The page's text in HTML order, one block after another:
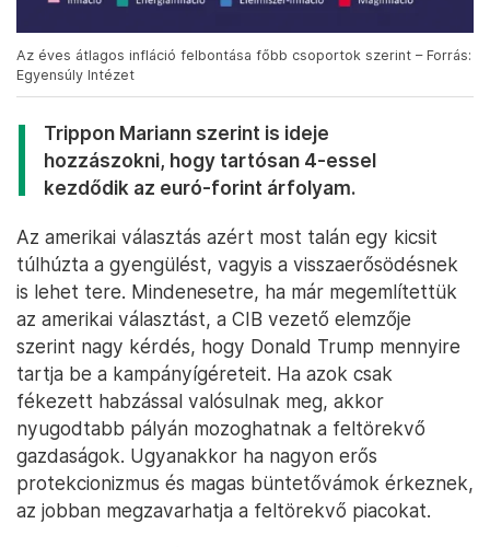
Az éves átlagos infláció felbontása főbb csoportok szerint – Forrás:
Egyensúly Intézet
Trippon Mariann szerint is ideje
hozzászokni, hogy tartósan 4-essel
kezdődik az euró-forint árfolyam.
Az amerikai választás azért most talán egy kicsit
túlhúzta a gyengülést, vagyis a visszaerősödésnek
is lehet tere. Mindenesetre, ha már megemlítettük
az amerikai választást, a CIB vezető elemzője
szerint nagy kérdés, hogy Donald Trump mennyire
tartja be a kampányígéreteit. Ha azok csak
fékezett habzással valósulnak meg, akkor
nyugodtabb pályán mozoghatnak a feltörekvő
gazdaságok. Ugyanakkor ha nagyon erős
protekcionizmus és magas büntetővámok érkeznek,
az jobban megzavarhatja a feltörekvő piacokat.